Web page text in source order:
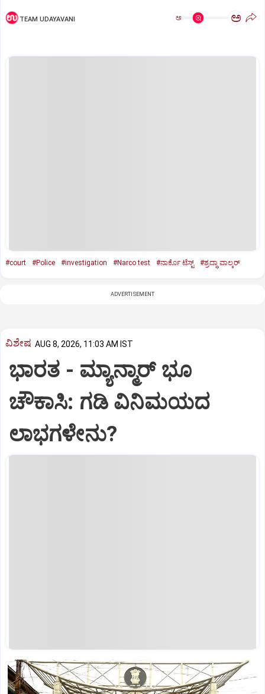
TEAM UDAYAVANI ಅ ಅ
#court #Police #investigation #Narco test #ನಾರ್ಕೊ ಟೆಸ್ಟ್‌ #ಶ್ರದ್ಧಾ ವಾಲ್ಕರ್‌
ADVERTISEMENT
ವಿಶೇಷ AUG 8, 2026, 11:03 AM IST
ಭಾರತ -‌ ಮ್ಯಾನ್ಮಾರ್ ಭೂ
ಚೌಕಾಸಿ: ಗಡಿ ವಿನಿಮಯದ
ಲಾಭಗಳೇನು?